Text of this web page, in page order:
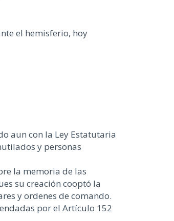
el hemisferio, hoy
aun con la Ley Estatutaria
y personas
la memoria de las
su creación cooptó la
y ordenes de comando.
por el Artículo 152